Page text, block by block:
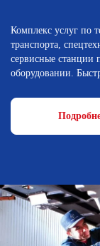
Комплекс услуг по
транспорта,
сервисные станции
оборудовании.